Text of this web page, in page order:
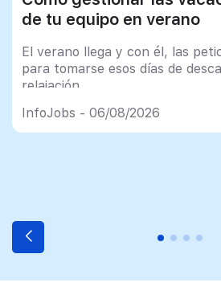
de tu equipo en verano
El verano llega y con él, las
para tomarse esos días de
relajación
InfoJobs - 06/08/2026